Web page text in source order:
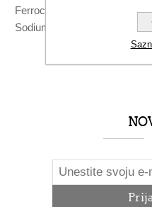
Ferrocyanide)Ci 77742
Sodium BorosilicateTin